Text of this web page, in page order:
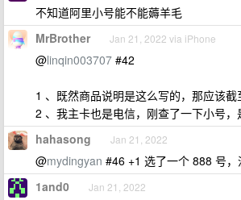
不知道阿里小号能不能薅羊毛
MrBrother Jan 21, 2022 via iPhone
@linqin003707 #42
1 、既然商品说明是这么写的，那应该截
2 、我主卡也是电信，刚查了一下小号，
hahasong Jan 21, 2022
@mydingyan #46 +1 选了一个 888 号，
1and0 Jan 21, 2022